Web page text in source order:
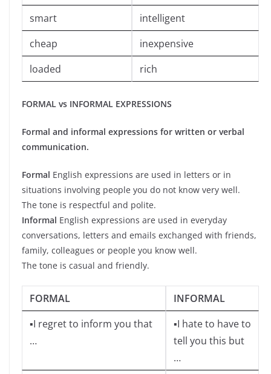
smart
intelligent
cheap
inexpensive
loaded
rich
FORMAL vs INFORMAL EXPRESSIONS
Formal and informal expressions for written or verbal
communication.
Formal English expressions are used in letters or in
situations involving people you do not know very well.
The tone is respectful and polite.
Informal English expressions are used in everyday
conversations, letters and emails exchanged with friends,
family, colleagues or people you know well.
The tone is casual and friendly.
FORMAL
INFORMAL
▪I regret to inform you that
…
▪I hate to have to
tell you this but
…